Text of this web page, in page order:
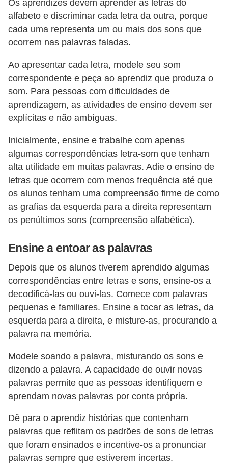
Os aprendizes devem aprender as letras do
alfabeto e discriminar cada letra da outra, porque
cada uma representa um ou mais dos sons que
ocorrem nas palavras faladas.
Ao apresentar cada letra, modele seu som
correspondente e peça ao aprendiz que produza o
som. Para pessoas com dificuldades de
aprendizagem, as atividades de ensino devem ser
explícitas e não ambíguas.
Inicialmente, ensine e trabalhe com apenas
algumas correspondências letra-som que tenham
alta utilidade em muitas palavras. Adie o ensino de
letras que ocorrem com menos frequência até que
os alunos tenham uma compreensão firme de como
as grafias da esquerda para a direita representam
os penúltimos sons (compreensão alfabética).
Ensine a entoar as palavras
Depois que os alunos tiverem aprendido algumas
correspondências entre letras e sons, ensine-os a
decodificá-las ou ouvi-las. Comece com palavras
pequenas e familiares. Ensine a tocar as letras, da
esquerda para a direita, e misture-as, procurando a
palavra na memória.
Modele soando a palavra, misturando os sons e
dizendo a palavra. A capacidade de ouvir novas
palavras permite que as pessoas identifiquem e
aprendam novas palavras por conta própria.
Dê para o aprendiz histórias que contenham
palavras que reflitam os padrões de sons de letras
que foram ensinados e incentive-os a pronunciar
palavras sempre que estiverem incertas.